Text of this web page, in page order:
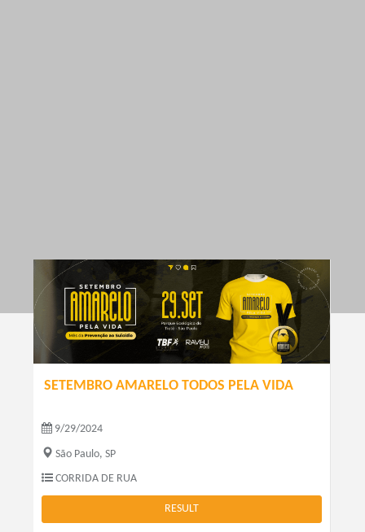
SETEMBRO AMARELO TODOS PELA VIDA
9/29/2024
São Paulo, SP
CORRIDA DE RUA
RESULT